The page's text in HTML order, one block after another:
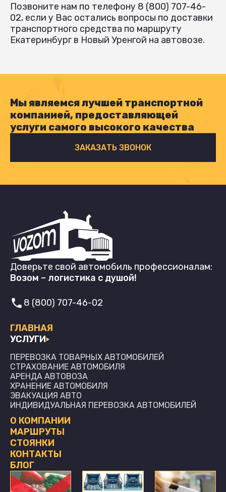
Позвоните нам по телефону 8 (800) 707-46-
02, если у Вас остались вопросы по доставки
транспортного средства по маршруту
Екатеринбург в Новый Уренгой на автовозе.
Мы являемся лучшей транспортной
компанией, предоставляющей
услуги самого высокого качества
ЗАКАЗАТЬ ЗВОНОК
Доверьте свой автомобиль профессионалам:
Возом – логистика с душой!
ГЛАВНАЯ
УСЛУГИ
ПЕРЕВОЗКА ТОВАРНЫХ АВТОМОБИЛЕЙ
СТРАХОВАНИЕ АВТОМОБИЛЯ
АРЕНДА АВТОВОЗА
ХРАНЕНИЕ АВТОМОБИЛЯ
ЭВАКУАЦИЯ АВТО
ИНДИВИДУАЛЬНАЯ ПЕРЕВОЗКА АВТОМОБИЛЕЙ
О КОМПАНИИ
МАРШРУТЫ
СТОЯНКИ
КОНТАКТЫ
БЛОГ
8 (800) 707-46-02